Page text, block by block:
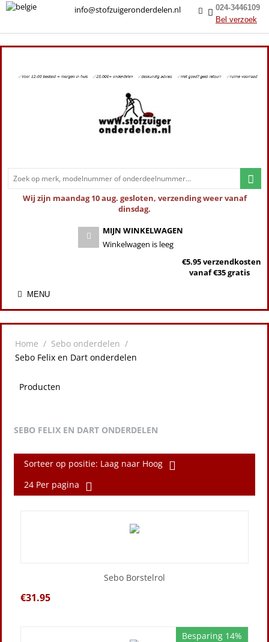
024-3446109
Bel verzoek
info@stofzuigeronderdelen.nl
Wij zijn maandag 10 aug. gesloten, verzending weer vanaf
dinsdag.
MIJN WINKELWAGEN
Winkelwagen is leeg
€5.95 verzendkosten
vanaf €35 gratis
MENU
Home / Sebo onderdelen /
Sebo Felix en Dart onderdelen
Producten
SEBO FELIX EN DART ONDERDELEN
Sorteer op positie: Laag naar Hoog
24 Per pagina
Sebo Borstelrol
€31.95
Besparing 14%